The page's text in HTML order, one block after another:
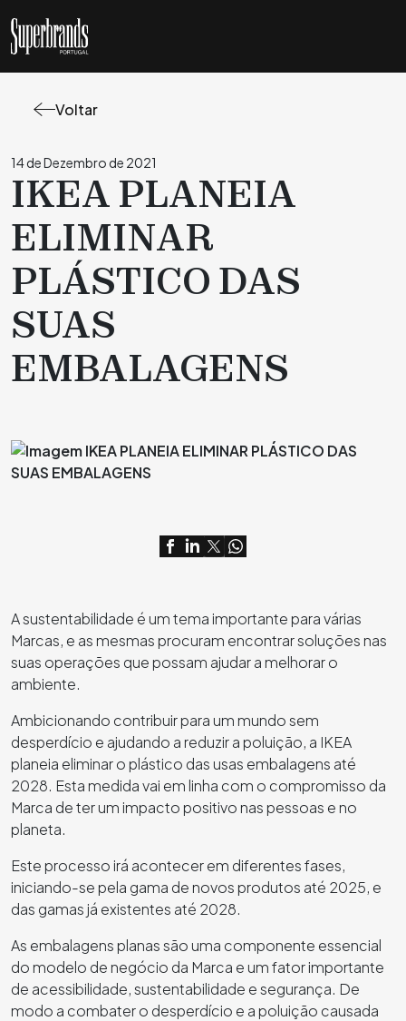
Voltar
14 de Dezembro de 2021
IKEA PLANEIA
ELIMINAR
PLÁSTICO DAS
SUAS
EMBALAGENS
A sustentabilidade é um tema importante para várias
Marcas, e as mesmas procuram encontrar soluções nas
suas operações que possam ajudar a melhorar o
ambiente.
Ambicionando contribuir para um mundo sem
desperdício e ajudando a reduzir a poluição, a IKEA
planeia eliminar o plástico das usas embalagens até
2028. Esta medida vai em linha com o compromisso da
Marca de ter um impacto positivo nas pessoas e no
planeta.
Este processo irá acontecer em diferentes fases,
iniciando-se pela gama de novos produtos até 2025, e
das gamas já existentes até 2028.
As embalagens planas são uma componente essencial
do modelo de negócio da Marca e um fator importante
de acessibilidade, sustentabilidade e segurança. De
modo a combater o desperdício e a poluição causada